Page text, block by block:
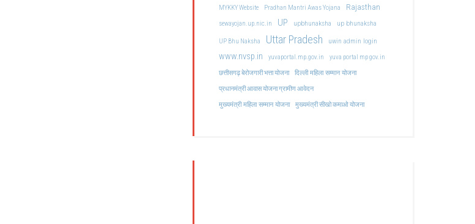
MYKKY Website
Pradhan Mantri Awas Yojana Rajasthan
sewayojan.up.nic.in UP upbhunaksha up bhunaksha
UP Bhu Naksha Uttar Pradesh uwin admin login
www.nvsp.in yuvaportal.mp.gov.in
yuva portal mp gov.in
छत्तीसगढ़ बेरोजगारी भत्ता योजना
दिल्ली महिला सम्मान योजना
प्रधानमंत्री आवास योजना ग्रामीण आवेदन
मुख्यमंत्री महिला सम्मान योजना मुख्यमंत्री सीखो कमाओ योजना